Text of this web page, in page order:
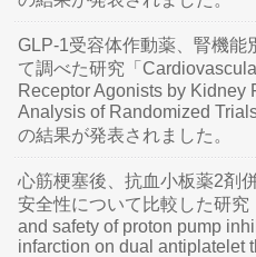
GLP-1受容体作動薬、腎機能
て調べた研究「
Receptor Agonists by Kidney
Analysis of Randomized
の結果が発表されました。
心筋梗塞後、抗血小板薬2剤
安全性について比較した研
and safety of proton pump
infarction on dual antiplatelet